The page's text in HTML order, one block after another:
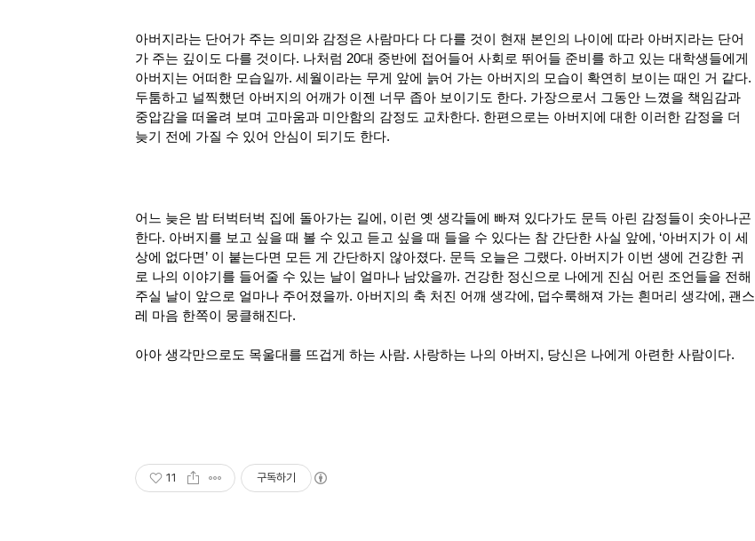
아버지라는 단어가 주는 의미와 감정은 사람마다 다 다를 것이 현재 본인의 나이에 따라 아버지라는 단어
가 주는 깊이도 다를 것이다. 나처럼 20대 중반에 접어들어 사회로 뛰어들 준비를 하고 있는 대학생들에게
아버지는 어떠한 모습일까. 세월이라는 무게 앞에 늙어 가는 아버지의 모습이 확연히 보이는 때인 거 같다.
두툼하고 널찍했던 아버지의 어깨가 이젠 너무 좁아 보이기도 한다. 가장으로서 그동안 느꼈을 책임감과
중압감을 떠올려 보며 고마움과 미안함의 감정도 교차한다. 한편으로는 아버지에 대한 이러한 감정을 더
늦기 전에 가질 수 있어 안심이 되기도 한다.
어느 늦은 밤 터벅터벅 집에 돌아가는 길에, 이런 옛 생각들에 빠져 있다가도 문득 아린 감정들이 솟아나곤
한다. 아버지를 보고 싶을 때 볼 수 있고 듣고 싶을 때 들을 수 있다는 참 간단한 사실 앞에, ‘아버지가 이 세
상에 없다면’ 이 붙는다면 모든 게 간단하지 않아졌다. 문득 오늘은 그랬다. 아버지가 이번 생에 건강한 귀
로 나의 이야기를 들어줄 수 있는 날이 얼마나 남았을까. 건강한 정신으로 나에게 진심 어린 조언들을 전해
주실 날이 앞으로 얼마나 주어졌을까. 아버지의 축 처진 어깨 생각에, 덥수룩해져 가는 흰머리 생각에, 괜스
레 마음 한쪽이 뭉클해진다.
아아 생각만으로도 목울대를 뜨겁게 하는 사람. 사랑하는 나의 아버지, 당신은 나에게 아련한 사람이다.
11 구독하기